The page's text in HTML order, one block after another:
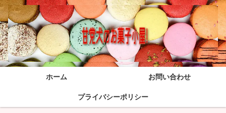
ホーム お問い合わせ
プライバシーポリシー